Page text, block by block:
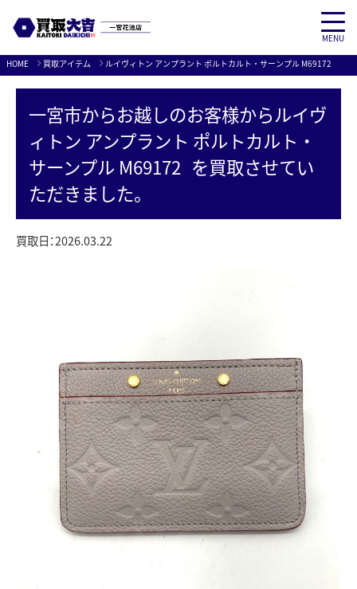
Skip
to
MENU
HOME 買取アイテム ルイヴィトン アンプラント ポルトカルト・サーンプル M69172
一宮市からお越しのお客様からルイヴ
ィトン アンプラント ポルトカルト・
サーンプル M69172 を買取させてい
ただきました。
買取日：2026.03.22